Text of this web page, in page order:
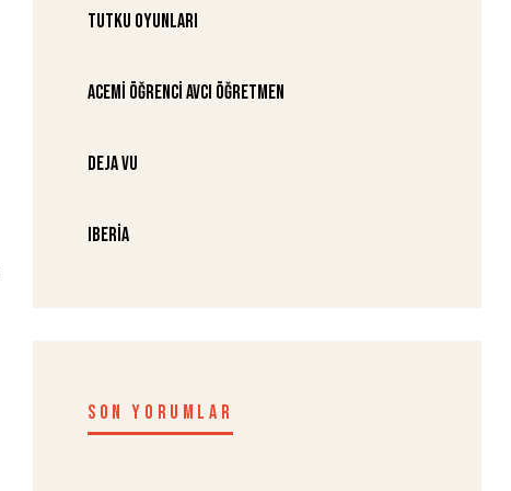
Tutku Oyunları
Acemi Öğrenci Avcı Öğretmen
Deja Vu
Iberia
SON YORUMLAR